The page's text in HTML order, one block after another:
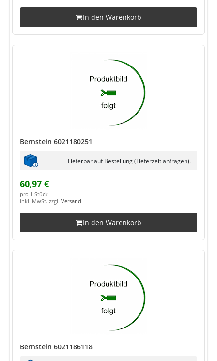
In den Warenkorb
Bernstein 6021180251
Lieferbar auf Bestellung (Lieferzeit anfragen).
60,97 €
pro 1 Stück
inkl. MwSt. zzgl. Versand
In den Warenkorb
Bernstein 6021186118